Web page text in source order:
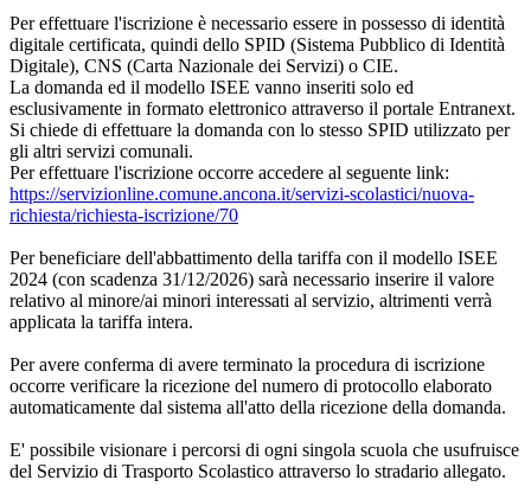
Per effettuare l'iscrizione è necessario essere in possesso di identità
digitale certificata, quindi dello SPID (Sistema Pubblico di Identità
Digitale), CNS (Carta Nazionale dei Servizi) o CIE.
La domanda ed il modello ISEE vanno inseriti solo ed
esclusivamente in formato elettronico attraverso il portale Entranext.
Si chiede di effettuare la domanda con lo stesso SPID utilizzato per
gli altri servizi comunali.
Per effettuare l'iscrizione occorre accedere al seguente link:
https://servizionline.comune.ancona.it/servizi-scolastici/nuova-
richiesta/richiesta-iscrizione/70
Per beneficiare dell'abbattimento della tariffa con il modello ISEE
2024 (con scadenza 31/12/2026) sarà necessario inserire il valore
relativo al minore/ai minori interessati al servizio, altrimenti verrà
applicata la tariffa intera.
Per avere conferma di avere terminato la procedura di iscrizione
occorre verificare la ricezione del numero di protocollo elaborato
automaticamente dal sistema all'atto della ricezione della domanda.
E' possibile visionare i percorsi di ogni singola scuola che usufruisce
del Servizio di Trasporto Scolastico attraverso lo stradario allegato.